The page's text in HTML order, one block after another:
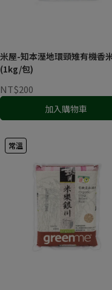
米屋-知本溼地環頸雉有機香
(1kg/包)
NT$200
加入購物車
常溫